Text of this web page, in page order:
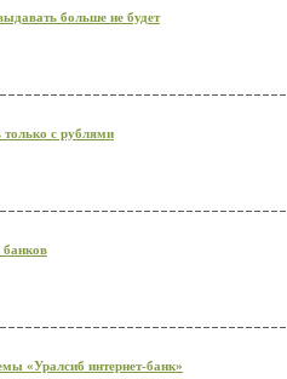
больше не будет
только с рублями
банков
«Уралсиб интернет-банк»